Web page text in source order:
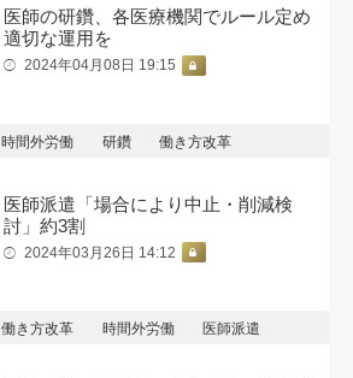
医師の研鑽、各医療機関でルール定め
適切な運用を
2024年04月08日 19:15
時間外労働 研鑽 働き方改革
医師派遣「場合により中止・削減検
討」約3割
2024年03月26日 14:12
働き方改革 時間外労働 医師派遣